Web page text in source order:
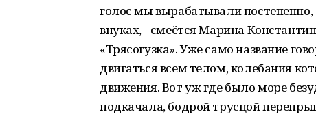
голос мы вырабатывали постепенно,
внуках, - смеётся Марина
«Трясогузка». Уже само название
двигаться всем телом, колебания
движения. Вот уж где было море
подкачала, бодрой трусцой